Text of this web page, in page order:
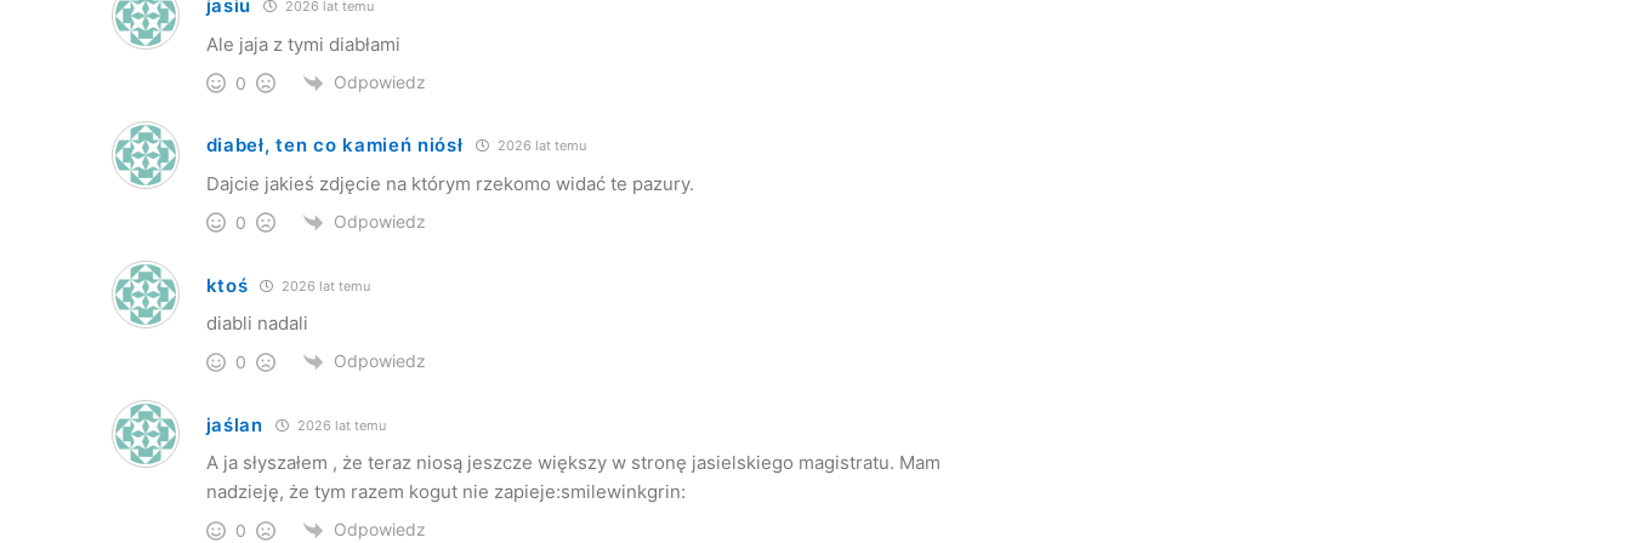
jasiu 2026 lat temu
Ale jaja z tymi diabłami
0 Odpowiedz
diabeł, ten co kamień niósł 2026 lat temu
Dajcie jakieś zdjęcie na którym rzekomo widać te pazury.
0 Odpowiedz
ktoś 2026 lat temu
diabli nadali
0 Odpowiedz
jaślan 2026 lat temu
A ja słyszałem , że teraz niosą jeszcze większy w stronę jasielskiego magistratu. Mam
nadzieję, że tym razem kogut nie zapieje:smilewinkgrin:
0 Odpowiedz